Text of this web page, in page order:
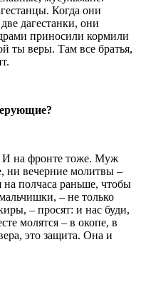
Когда они
дагестанки, они
приносили кормили
ты веры. Там все братья,
И на фронте тоже. Муж
ни вечерние молитвы –
полчаса раньше, чтобы
– не только
– просят: и нас буди,
молятся – в окопе, в
это защита. Она и